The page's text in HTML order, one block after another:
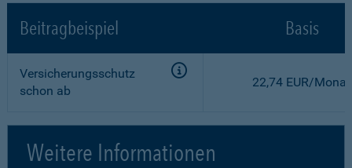
Beitragbeispiel Basis
Versicherungsschutz
schon ab
22,74 EUR/Monat
Weitere Informationen